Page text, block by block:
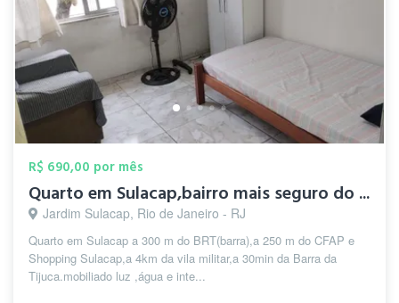
R$ 690,00 por mês
Quarto em Sulacap,bairro mais seguro do ...
Jardim Sulacap, Rio de Janeiro - RJ
Quarto em Sulacap a 300 m do BRT(barra),a 250 m do CFAP e
Shopping Sulacap,a 4km da vila militar,a 30min da Barra da
Tijuca.mobiliado luz ,água e inte...